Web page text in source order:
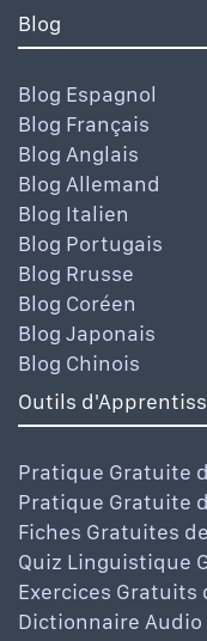
Blog
Blog Espagnol
Blog Français
Blog Anglais
Blog Allemand
Blog Italien
Blog Portugais
Blog Rrusse
Blog Coréen
Blog Japonais
Blog Chinois
Outils
Pratique Gratuite
Pratique Gratuite
Fiches Gratuites
Quiz Linguistique
Exercices Gratuits
Dictionnaire